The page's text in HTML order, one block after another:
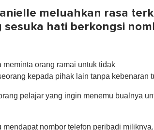
meluahkan rasa
hati berkongsi
orang ramai untuk tidak
kepada pihak lain tanpa kebenaran
pelajar yang ingin menemu bualnya
nombor telefon peribadi miliknya.